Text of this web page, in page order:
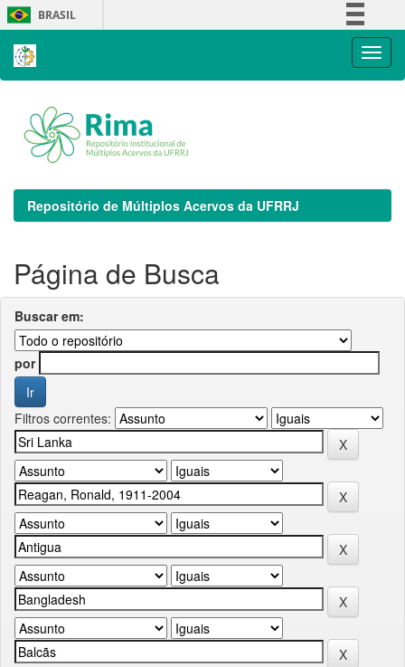
Skip
navigation
BRASIL
Repositório de Múltiplos Acervos da UFRRJ
Página de Busca
Buscar em:
por
Filtros correntes: